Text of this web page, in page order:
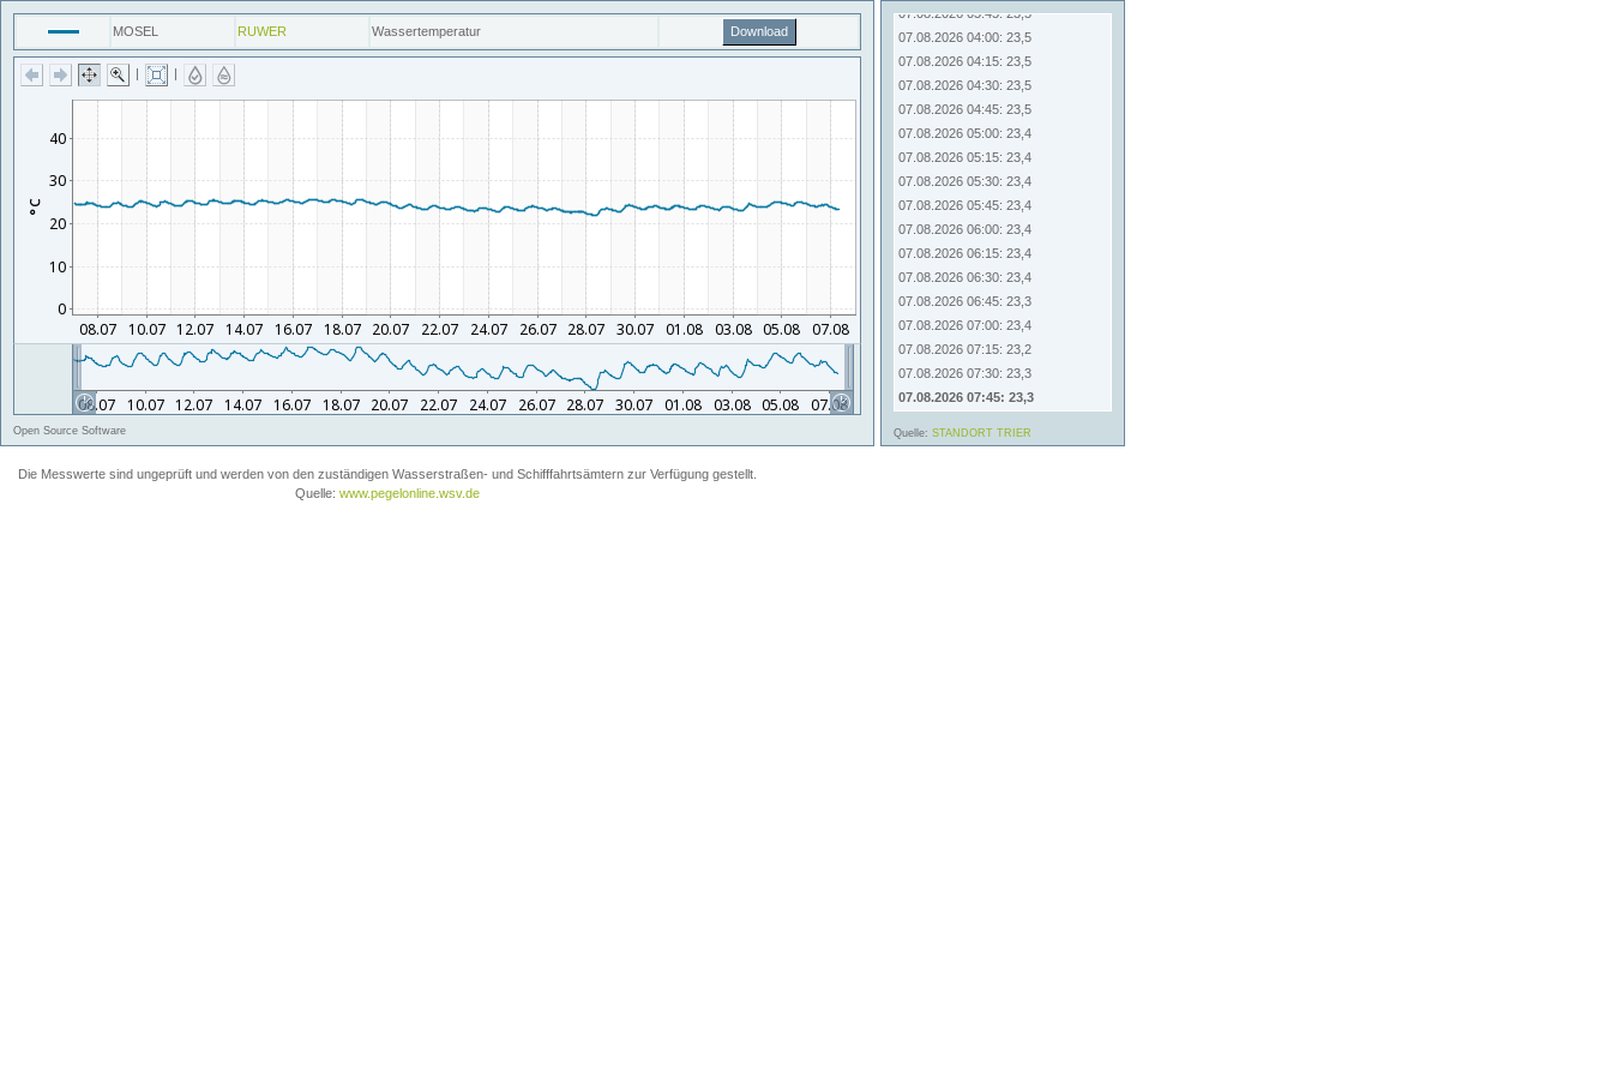
MOSEL RUWER Wassertemperatur Download
| |
Open Source Software
07.08.2026 03:45: 23,5
07.08.2026 04:00: 23,5
07.08.2026 04:15: 23,5
07.08.2026 04:30: 23,5
07.08.2026 04:45: 23,5
07.08.2026 05:00: 23,4
07.08.2026 05:15: 23,4
07.08.2026 05:30: 23,4
07.08.2026 05:45: 23,4
07.08.2026 06:00: 23,4
07.08.2026 06:15: 23,4
07.08.2026 06:30: 23,4
07.08.2026 06:45: 23,3
07.08.2026 07:00: 23,4
07.08.2026 07:15: 23,2
07.08.2026 07:30: 23,3
07.08.2026 07:45: 23,3
Quelle: STANDORT TRIER
Die Messwerte sind ungeprüft und werden von den zuständigen Wasserstraßen- und Schifffahrtsämtern zur Verfügung gestellt.
Quelle: www.pegelonline.wsv.de